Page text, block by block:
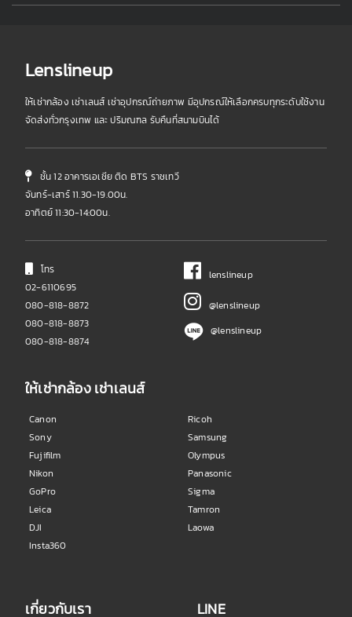
Lenslineup
ให้เช่ากล้อง เช่าเลนส์ เช่าอุปกรณ์ถ่ายภาพ มีอุปกรณ์ให้เลือกครบทุกระดับใช้งาน
จัดส่งทั่วกรุงเทพ และ ปริมณฑล รับคืนที่สนามบินได้
ชั้น 12 อาคารเอเชีย ติด BTS ราชเทวี
จันทร์-เสาร์ 11.30-19.00น.
อาทิตย์ 11:30-14:00น.
โทร
02-6110695
080-818-8872
080-818-8873
080-818-8874
lenslineup
@lenslineup
@lenslineup
ให้เช่ากล้อง เช่าเลนส์
Canon
Sony
Fujifilm
Nikon
GoPro
Leica
DJI
Insta360
Ricoh
Samsung
Olympus
Panasonic
Sigma
Tamron
Laowa
เกี่ยวกับเรา LINE